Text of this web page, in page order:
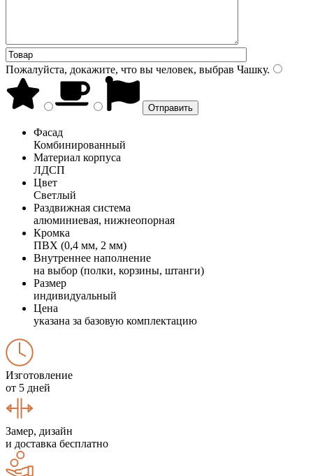
Пожалуйста, докажите, что вы человек, выбрав Чашку.
Фасад
Комбинированный
Материал корпуса
ЛДСП
Цвет
Светлый
Раздвижная система
алюминиевая, нижнеопорная
Кромка
ПВХ (0,4 мм, 2 мм)
Внутреннее наполнение
на выбор (полки, корзины, штанги)
Размер
индивидуальный
Цена
указана за базовую комплектацию
Изготовление
от 5 дней
Замер, дизайн
и доставка бесплатно